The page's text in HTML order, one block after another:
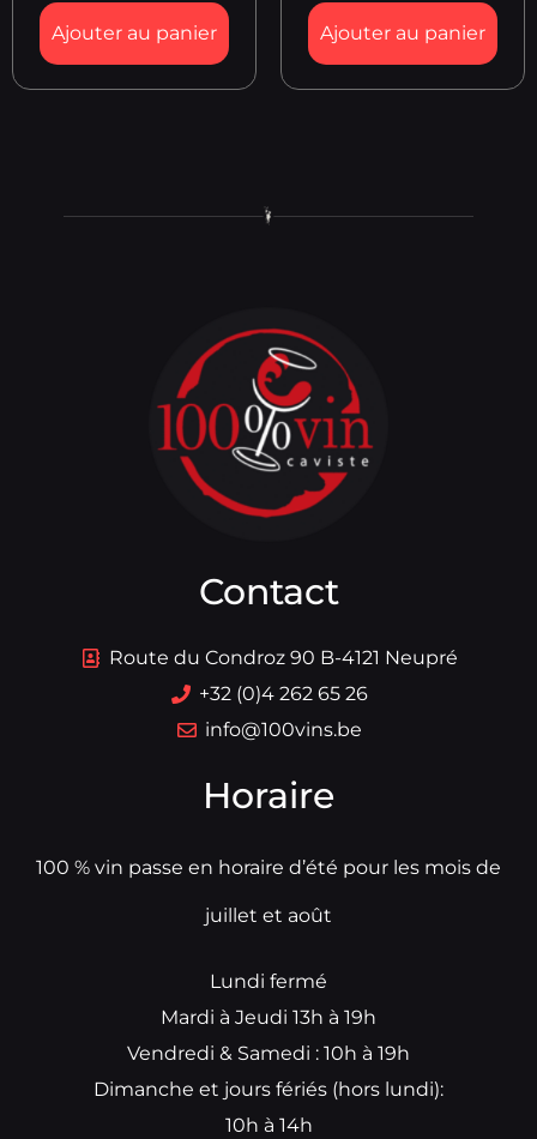
Ajouter au panier Ajouter au panier
Contact
Route du Condroz 90 B-4121 Neupré
+32 (0)4 262 65 26
info@100vins.be
Horaire
100 % vin passe en horaire d’été pour les mois de
juillet et août
Lundi fermé
Mardi à Jeudi 13h à 19h
Vendredi & Samedi : 10h à 19h
Dimanche et jours fériés (hors lundi):
10h à 14h